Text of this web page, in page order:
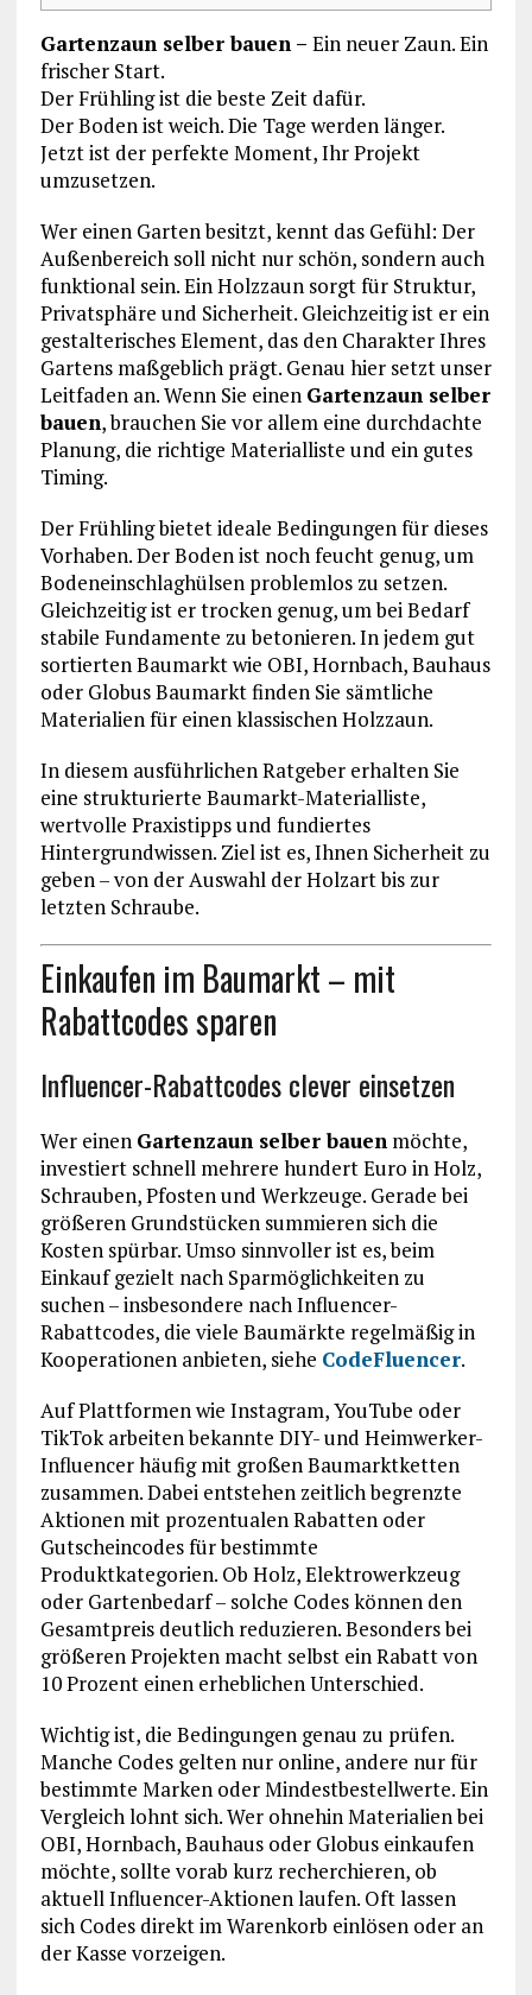
Gartenzaun selber bauen – Ein neuer Zaun. Ein
frischer Start.
Der Frühling ist die beste Zeit dafür.
Der Boden ist weich. Die Tage werden länger.
Jetzt ist der perfekte Moment, Ihr Projekt
umzusetzen.
Wer einen Garten besitzt, kennt das Gefühl: Der
Außenbereich soll nicht nur schön, sondern auch
funktional sein. Ein Holzzaun sorgt für Struktur,
Privatsphäre und Sicherheit. Gleichzeitig ist er ein
gestalterisches Element, das den Charakter Ihres
Gartens maßgeblich prägt. Genau hier setzt unser
Leitfaden an. Wenn Sie einen Gartenzaun selber
bauen, brauchen Sie vor allem eine durchdachte
Planung, die richtige Materialliste und ein gutes
Timing.
Der Frühling bietet ideale Bedingungen für dieses
Vorhaben. Der Boden ist noch feucht genug, um
Bodeneinschlaghülsen problemlos zu setzen.
Gleichzeitig ist er trocken genug, um bei Bedarf
stabile Fundamente zu betonieren. In jedem gut
sortierten Baumarkt wie OBI,Hornbach,Bauhaus
oder Globus Baumarktfinden Sie sämtliche
Materialien für einen klassischen Holzzaun.
In diesem ausführlichen Ratgeber erhalten Sie
eine strukturierte Baumarkt-Materialliste,
wertvolle Praxistipps und fundiertes
Hintergrundwissen. Ziel ist es, Ihnen Sicherheit zu
geben – von der Auswahl der Holzart bis zur
letzten Schraube.
Einkaufen im Baumarkt – mit
Rabattcodes sparen
Influencer-Rabattcodes clever einsetzen
Wer einen Gartenzaun selber bauenmöchte,
investiert schnell mehrere hundert Euro in Holz,
Schrauben, Pfosten und Werkzeuge. Gerade bei
größeren Grundstücken summieren sich die
Kosten spürbar. Umso sinnvoller ist es, beim
Einkauf gezielt nach Sparmöglichkeiten zu
suchen – insbesondere nach Influencer-
Rabattcodes, die viele Baumärkte regelmäßig in
Kooperationen anbieten, siehe CodeFluencer.
Auf Plattformen wie Instagram, YouTube oder
TikTok arbeiten bekannte DIY- und Heimwerker-
Influencer häufig mit großen Baumarktketten
zusammen. Dabei entstehen zeitlich begrenzte
Aktionen mit prozentualen Rabatten oder
Gutscheincodes für bestimmte
Produktkategorien. Ob Holz, Elektrowerkzeug
oder Gartenbedarf – solche Codes können den
Gesamtpreis deutlich reduzieren. Besonders bei
größeren Projekten macht selbst ein Rabatt von
10 Prozent einen erheblichen Unterschied.
Wichtig ist, die Bedingungen genau zu prüfen.
Manche Codes gelten nur online, andere nur für
bestimmte Marken oder Mindestbestellwerte. Ein
Vergleich lohnt sich. Wer ohnehin Materialien bei
OBI, Hornbach, Bauhaus oder Globus einkaufen
möchte, sollte vorab kurz recherchieren, ob
aktuell Influencer-Aktionen laufen. Oft lassen
sich Codes direkt im Warenkorb einlösen oder an
der Kasse vorzeigen.